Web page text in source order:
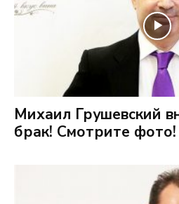
Михаил Грушевский
брак! Смотрите фото!